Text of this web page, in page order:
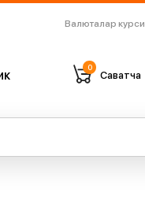
Валюталар курси
0
Саватча